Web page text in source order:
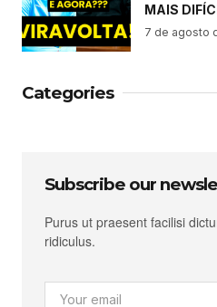
MAIS
7 de agosto
Categories
Subscribe our
Purus ut praesent facilisi
ridiculus.